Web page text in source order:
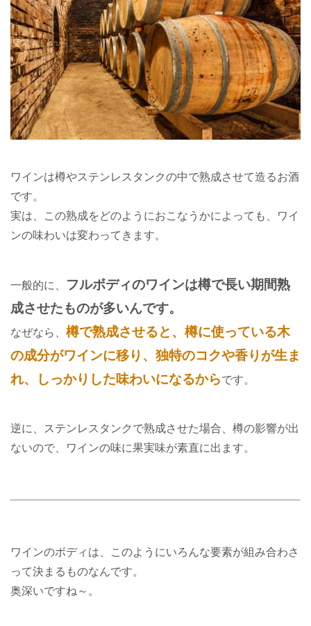
ワインは樽やステンレスタンクの中で熟成させて造るお酒
です。
実は、この熟成をどのようにおこなうかによっても、ワイ
ンの味わいは変わってきます。
一般的に、
フルボディのワインは樽で長い期間熟
成させたものが多いんです。
なぜなら、 樽で熟成させると、樽に使っている木
の成分がワインに移り、独特のコクや香りが生ま
れ、しっかりした味わいになるからです。
逆に、ステンレスタンクで熟成させた場合、樽の影響が出
ないので、ワインの味に果実味が素直に出ます。
ワインのボディは、このようにいろんな要素が組み合わさ
って決まるものなんです。
奥深いですね～。